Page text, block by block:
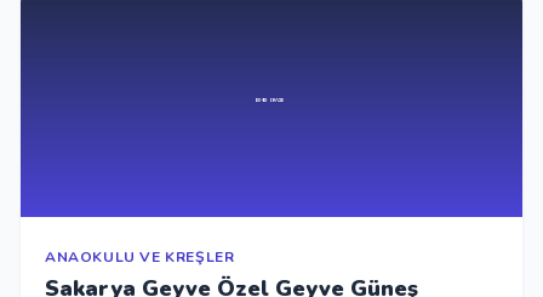
ANAOKULU VE KREŞLER
Sakarya Geyve Özel Geyve Güneş